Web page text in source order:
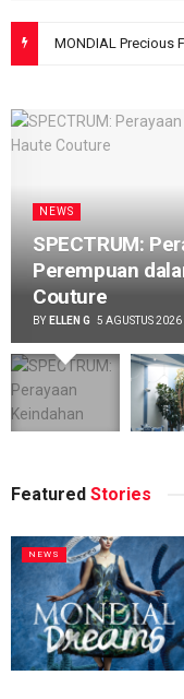
NEWS
SPECTRUM:
Perempuan
Couture
BY ELLEN G 5 AGUSTUS 2026
Featured Stories
NEWS